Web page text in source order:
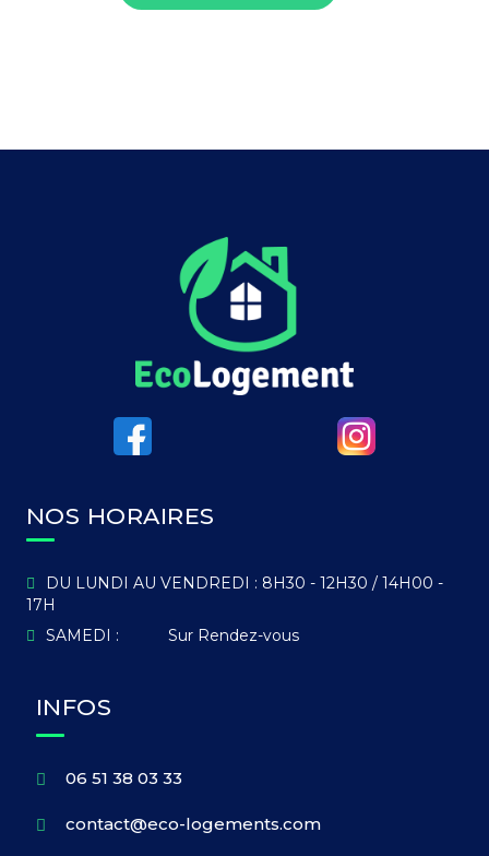
NOS HORAIRES
DU LUNDI AU VENDREDI : 8H30 - 12H30 / 14H00 -
17H
SAMEDI :
Sur Rendez-vous
INFOS
06 51 38 03 33
contact@eco-logements.com